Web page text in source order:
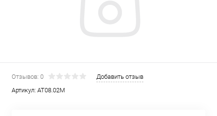
Отзывов: 0
Добавить отзыв
Артикул: AT08.02M